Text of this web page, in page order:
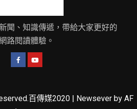
聞、知識傳遞，帶給大家更好的
路閱讀體驗。
百傳媒2020 Newseverby AF